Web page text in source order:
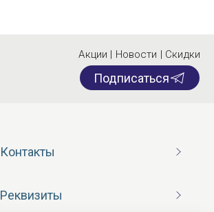
Акции | Новости | Скидки
Подписаться
Контакты
Реквизиты